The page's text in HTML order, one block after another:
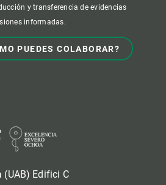
y transferencia de evidencias
informadas.
PUEDES COLABORAR?
(UAB) Edifici C